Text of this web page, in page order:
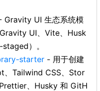
Gravity UI 生态系统模
UI、Vite、Husk
）。
starter - 用于创建
、Tailwind CSS、Stor
、Husky 和 GitH